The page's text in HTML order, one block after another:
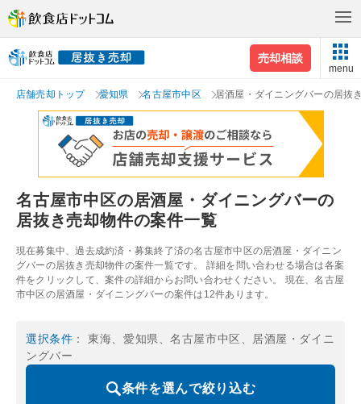
売却相談
menu
店舗売却トップ 愛知県 名古屋市中区 居酒屋・ダイニングバーの居抜
名古屋市中区の居酒屋・ダイニングバーの
居抜き売却物件の案件一覧
現在募集中、過去成約済・募集終了済の名古屋市中区の居酒屋・ダイニン
グバーの居抜き売却物件の案件一覧です。 詳細を問い合わせる場合は各案
件をクリックして、案件の詳細からお問い合わせください。 現在、名古屋
市中区の居酒屋・ダイニングバーの案件は12件あります。
選択条件 ： 東海、愛知県、名古屋市中区、居酒屋・ダイニ
ングバー
条件を選んで絞り込む